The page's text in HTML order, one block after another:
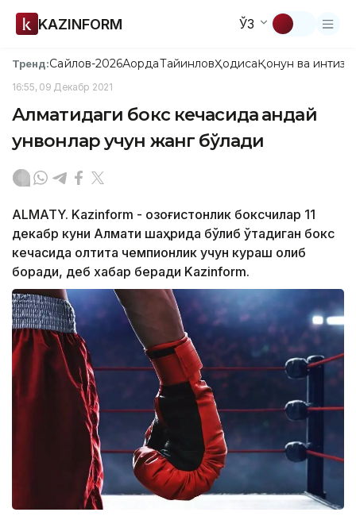
KAZINFORM ЎЗ
Тренд:Сайлов-2026АқордаТайинловҲодисаҚонун ва
16:55, 09 Декабр 2021
Алматидаги бокс кечасида қандай
унвонлар учун жанг бўлади
ALMATY. Kazinform - Қозоғистонлик боксчилар 11
декабр куни Алмати шаҳрида бўлиб ўтадиган бокс
кечасида олтита чемпионлик учун кураш олиб
боради, деб хабар беради Kazinform.